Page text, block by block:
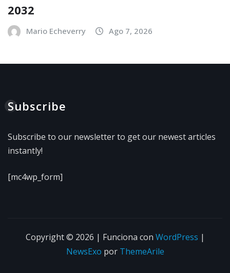
2032
Mario Echeverry Ago 7, 2026
Subscribe
Subscribe to our newsletter to get our newest articles
instantly!
[mc4wp_form]
Copyright © 2026 | Funciona con WordPress |
NewsExo por ThemeArile